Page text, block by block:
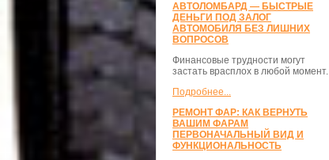
АВТОЛОМБАРД — БЫСТРЫЕ
ДЕНЬГИ ПОД ЗАЛОГ
АВТОМОБИЛЯ БЕЗ ЛИШНИХ
ВОПРОСОВ
Финансовые трудности могут
застать врасплох в любой момент.
Подробнее...
РЕМОНТ ФАР: КАК ВЕРНУТЬ
ВАШИМ ФАРАМ
ПЕРВОНАЧАЛЬНЫЙ ВИД И
ФУНКЦИОНАЛЬНОСТЬ